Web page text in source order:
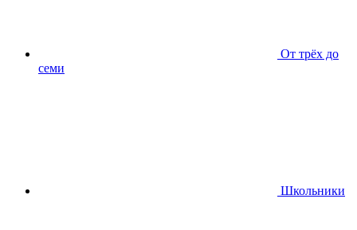
От трёх до
семи
Школьники